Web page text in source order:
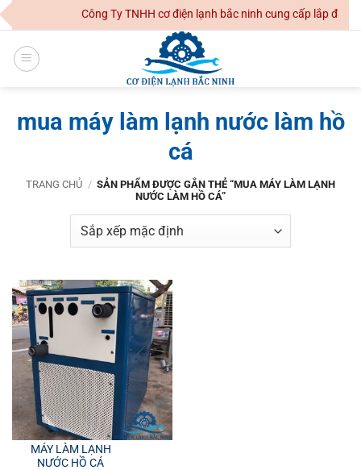
Skip
to
content
Công Ty TNHH cơ điện lạnh bắc ninh cung cấp lắp đặt
mua máy làm lạnh nước làm hồ
cá
TRANG CHỦ / SẢN PHẨM ĐƯỢC GẮN THẺ “MUA MÁY LÀM LẠNH
NƯỚC LÀM HỒ CÁ”
MÁY LÀM LẠNH
NƯỚC HỒ CÁ